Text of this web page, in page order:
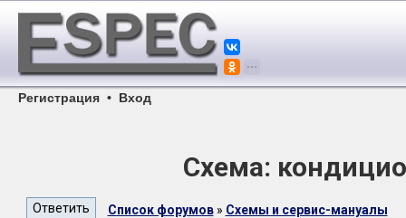
Регистрация • Вход
Cхема:
Список форумов» Схемы и сервис-мануалы